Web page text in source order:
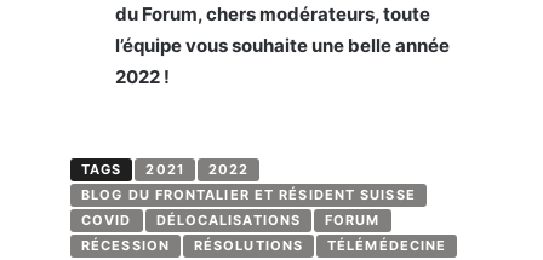
du Forum, chers modérateurs, toute
l’équipe vous souhaite une belle année
2022 !
TAGS 2021
2022
BLOG DU FRONTALIER ET RÉSIDENT SUISSE
COVID
DÉLOCALISATIONS
FORUM
RÉCESSION
RÉSOLUTIONS
TÉLÉMÉDECINE